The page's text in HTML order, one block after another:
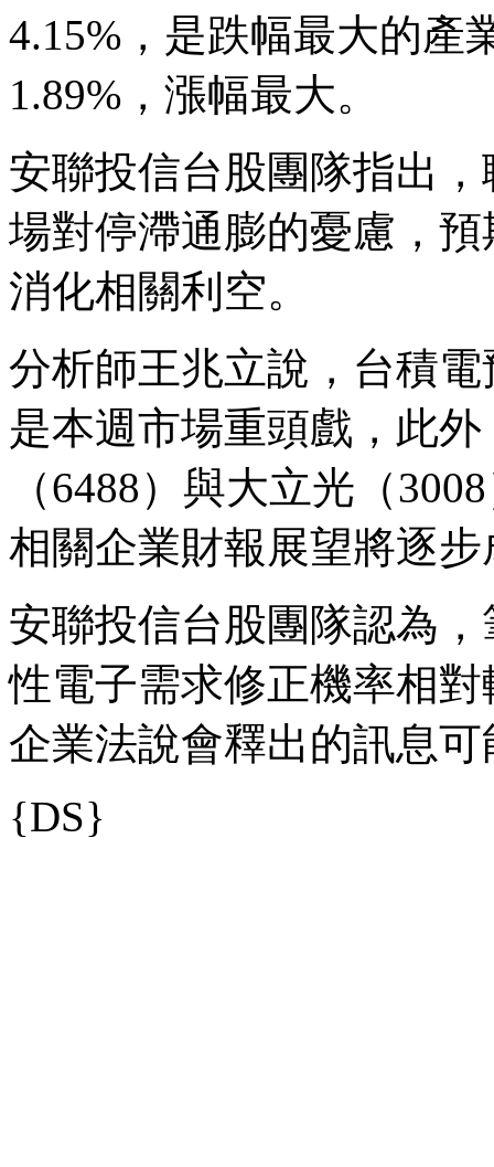
4.15%，是跌幅最大的產
1.89%，漲幅最大。
安聯投信台股團隊指出
場對停滯通膨的憂慮，
消化相關利空。
分析師王兆立說，台積
是本週市場重頭戲，此
（6488）與大立光（
相關企業財報展望將逐
安聯投信台股團隊認為
性電子需求修正機率相
企業法說會釋出的訊息
{DS}